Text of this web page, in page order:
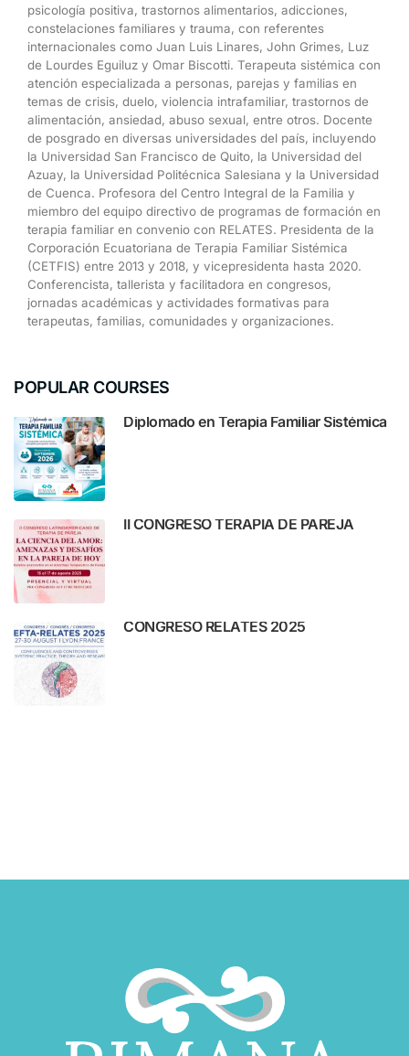
psicología positiva, trastornos alimentarios, adicciones,
constelaciones familiares y trauma, con referentes
internacionales como Juan Luis Linares, John Grimes, Luz
de Lourdes Eguiluz y Omar Biscotti. Terapeuta sistémica con
atención especializada a personas, parejas y familias en
temas de crisis, duelo, violencia intrafamiliar, trastornos de
alimentación, ansiedad, abuso sexual, entre otros. Docente
de posgrado en diversas universidades del país, incluyendo
la Universidad San Francisco de Quito, la Universidad del
Azuay, la Universidad Politécnica Salesiana y la Universidad
de Cuenca. Profesora del Centro Integral de la Familia y
miembro del equipo directivo de programas de formación en
terapia familiar en convenio con RELATES. Presidenta de la
Corporación Ecuatoriana de Terapia Familiar Sistémica
(CETFIS) entre 2013 y 2018, y vicepresidenta hasta 2020.
Conferencista, tallerista y facilitadora en congresos,
jornadas académicas y actividades formativas para
terapeutas, familias, comunidades y organizaciones.
POPULAR COURSES
Diplomado en Terapia Familiar Sistémica
II CONGRESO TERAPIA DE PAREJA
CONGRESO RELATES 2025